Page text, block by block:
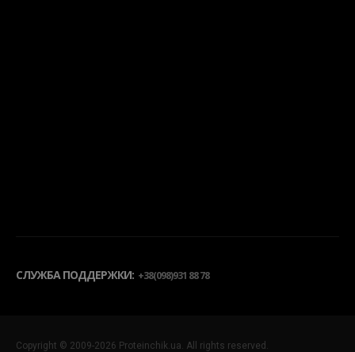
СЛУЖБА ПОДДЕРЖКИ: +38(098)931 88 78
Copyright © 2009-2026 Proteinchik.ua. All rights reserved.